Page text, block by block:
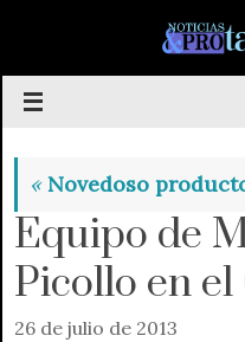
contenido
«Novedoso
Equipo de
Picollo en
26 de julio de 2013